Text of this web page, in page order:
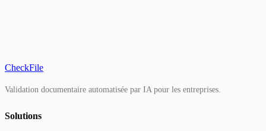
CheckFile
Validation documentaire automatisée par IA pour les entreprises.
Solutions